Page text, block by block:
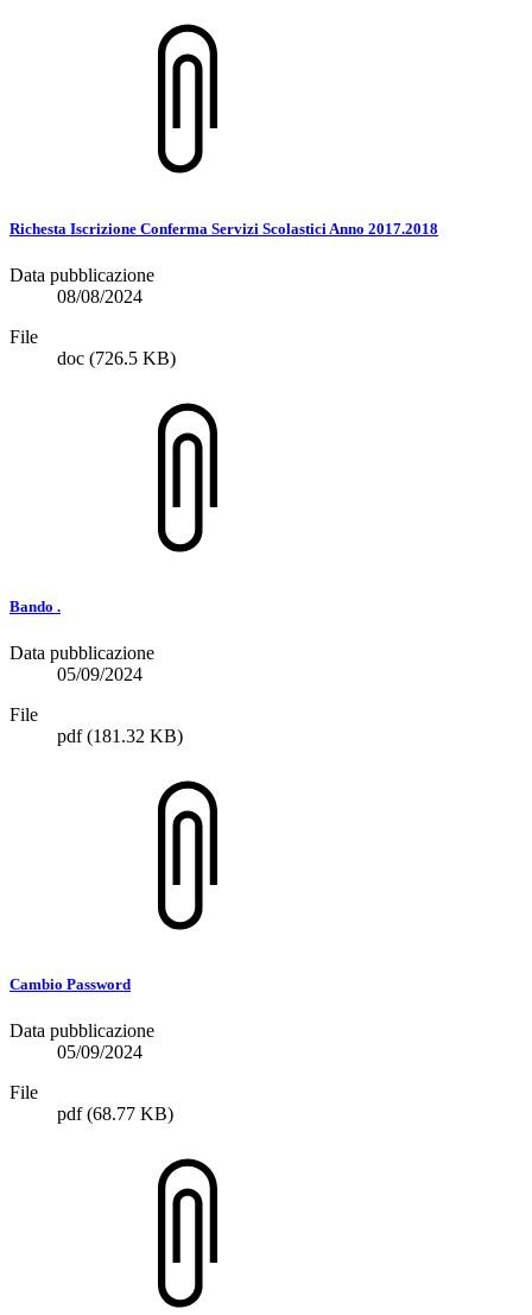
Richesta Iscrizione Conferma Servizi Scolastici Anno 2017.2018
Data pubblicazione
08/08/2024
File
doc (726.5 KB)
Bando .
Data pubblicazione
05/09/2024
File
pdf(181.32 KB)
Cambio Password
Data pubblicazione
05/09/2024
File
pdf(68.77 KB)